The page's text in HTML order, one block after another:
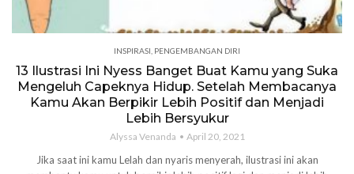
INSPIRASI PENGEMBANGAN DIRI
13 Ilustrasi Ini Nyess Banget Buat Kamu yang Suka
Mengeluh Capeknya Hidup. Setelah Membacanya
Kamu Akan Berpikir Lebih Positif dan Menjadi
Lebih Bersyukur
Alyssa Venanda April 20, 2021
Jika saat ini kamu Lelah dan nyaris menyerah, ilustrasi ini akan